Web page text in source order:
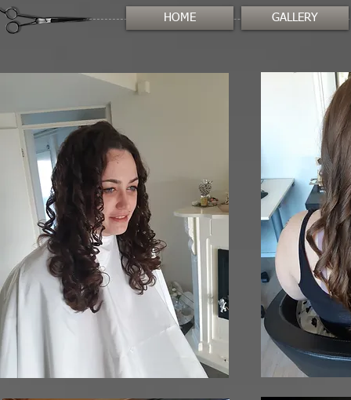
HOME GALLERY